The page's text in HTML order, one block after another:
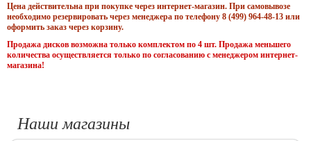
Цена действительна при покупке через интернет-магазин. При самовывозе
необходимо резервировать через менеджера по телефону 8 (499) 964-48-13 или
оформить заказ через корзину.
Продажа дисков возможна только комплектом по 4 шт. Продажа меньшего
количества осуществляется только по согласованию с менеджером интернет-
магазина!
Наши магазины